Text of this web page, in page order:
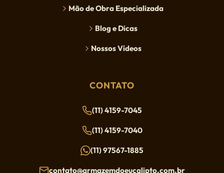
Mão de Obra Especializada
Blog e Dicas
Nossos Vídeos
CONTATO
(11) 4159-7045
(11) 4159-7040
(11) 97567-1885
contato@armazemdoeucalipto.com.br